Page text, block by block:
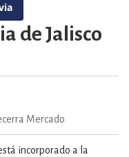
de Jalisco
Mercado
incorporado a la